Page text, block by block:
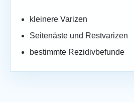
kleinere Varizen
Seitenäste und Restvarizen
bestimmte Rezidivbefunde